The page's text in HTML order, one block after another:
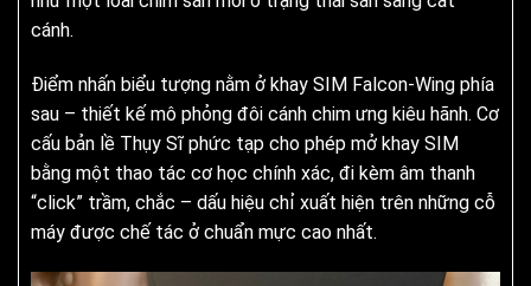
cánh.
Điểm nhấn biểu tượng nằm ở khay SIM Falcon-Wing phía
sau – thiết kế mô phỏng đôi cánh chim ưng kiêu hãnh. Cơ
cấu bản lề Thụy Sĩ phức tạp cho phép mở khay SIM
bằng một thao tác cơ học chính xác, đi kèm âm thanh
“click” trầm, chắc – dấu hiệu chỉ xuất hiện trên những cỗ
máy được chế tác ở chuẩn mực cao nhất.